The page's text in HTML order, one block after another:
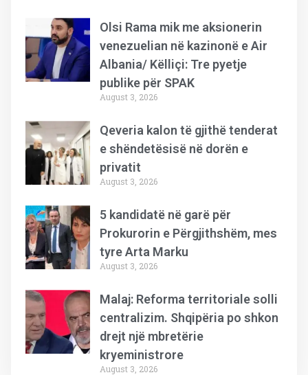
Olsi Rama mik me aksionerin
venezuelian në kazinonë e Air
Albania/ Këlliçi: Tre pyetje
publike për SPAK
August 3, 2026
Qeveria kalon të gjithë tenderat
e shëndetësisë në dorën e
privatit
August 3, 2026
5 kandidatë në garë për
Prokurorin e Përgjithshëm, mes
tyre Arta Marku
August 3, 2026
Malaj: Reforma territoriale solli
centralizim. Shqipëria po shkon
drejt një mbretërie
kryeministrore
August 3, 2026